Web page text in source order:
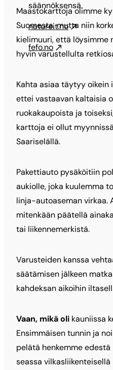
säännöksensä.
natureit.no
fefo.no
Maastokarttoja olimme
Suomesta, mutta niin
kielimuuri, että löysimme
hyvin varustellulta
Kahta asiaa täytyy oikein
ettei vastaavan kaltaisia
ruokakaupoista ja
karttoja ei ollut
Saariselällä.
Pakettiauto pysäköitiin
aukiolle, joka kuulemma
linja-autoaseman virkaa.
mitenkään päätellä
tai liikennemerkistä.
Varusteiden kanssa
säätämisen jälkeen
kahdeksan aikoihin
Vaan, mikä oli kauniissa
Ensimmäisen tunnin ja
pelätä henkemme
seassa vilkasliikenteisellä